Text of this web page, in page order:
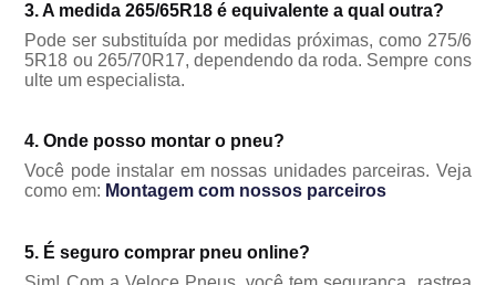
3. A medida 265/65R18 é equivalente a qual outra?
Pode ser substituída por medidas próximas, como 275/6
5R18 ou 265/70R17, dependendo da roda. Sempre cons
ulte um especialista.
4. Onde posso montar o pneu?
Você pode instalar em nossas unidades parceiras. Veja
como em: Montagem com nossos parceiros
5. É seguro comprar pneu online?